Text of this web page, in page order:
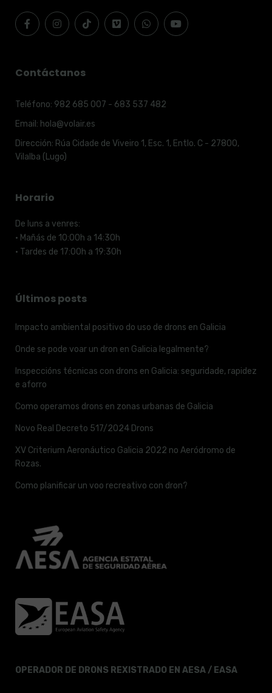
Contáctanos
Teléfono: 982 685 007 - 683 537 482
Email: hola@volair.es
Dirección: Rúa Cidade de Viveiro 1, Esc. 1, Entlo. C - 27800,
Vilalba (Lugo)
Horario
De luns a venres:
· Mañás de 10:00h a 14:30h
· Tardes de 17:00h a 19:30h
Últimos posts
Impacto ambiental positivo do uso de drons en Galicia
Onde se pode voar un dron en Galicia legalmente?
Inspeccións técnicas con drons en Galicia: seguridade, rapidez
e aforro
Como operamos drons en zonas urbanas de Galicia
Novo Real Decreto 517/2024 Drons
XV Criterium Aeronáutico Galicia 2022 no Aeródromo de
Rozas.
Como planificar un voo recreativo con dron?
OPERADOR DE DRONS REXISTRADO EN AESA / EASA